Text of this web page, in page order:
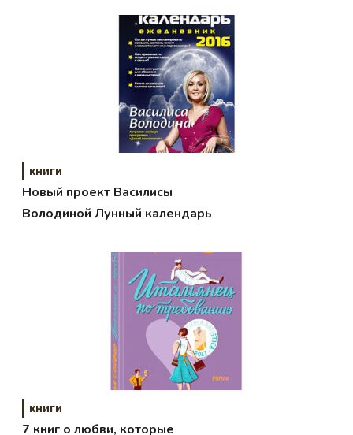
книги
Новый проект Василисы
Володиной Лунный календарь
книги
7 книг о любви, которые